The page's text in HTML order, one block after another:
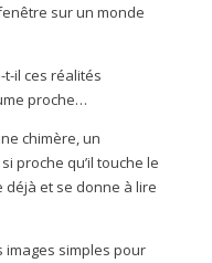
sur un monde
t-il ces réalités
proche…
chimère, un
proche qu’il touche le
déjà et se donne à lire
images simples pour